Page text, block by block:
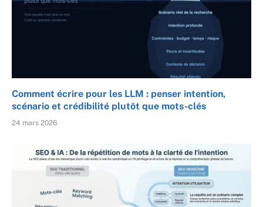
Comment écrire pour les LLM : penser intention,
scénario et crédibilité plutôt que mots-clés
24 mars 2026